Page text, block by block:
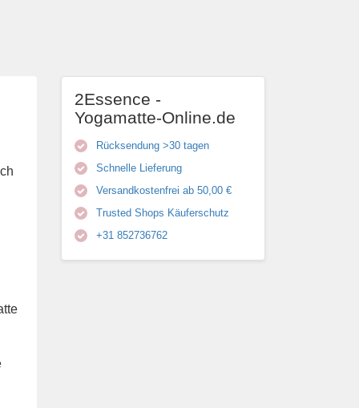
2Essence -
Yogamatte-Online.de
Rücksendung >30 tagen
Schnelle Lieferung
Versandkostenfrei ab 50,00 €
Trusted Shops Käuferschutz
+31 852736762